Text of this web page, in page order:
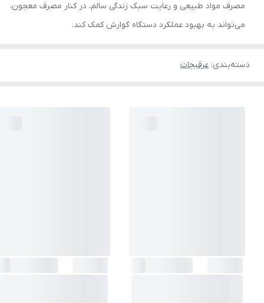
مصرف مواد طبیعی و رعایت سبک زندگی سالم، در کنار مصرف معجون،
می‌تواند به بهبود عملکرد دستگاه گوارش کمک کند.
دسته‌بندی: عرقیجات